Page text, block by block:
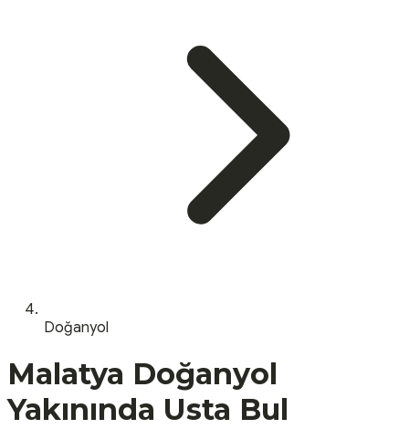
Doğanyol
Malatya Doğanyol
Yakınında Usta Bul